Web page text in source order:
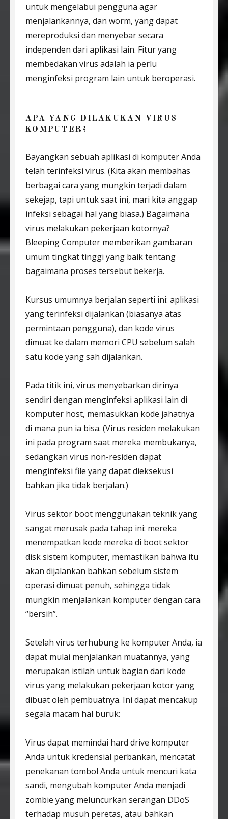
untuk mengelabui pengguna agar
menjalankannya, dan worm, yang dapat
mereproduksi dan menyebar secara
independen dari aplikasi lain. Fitur yang
membedakan virus adalah ia perlu
menginfeksi program lain untuk beroperasi.
APA YANG DILAKUKAN VIRUS
KOMPUTER?
Bayangkan sebuah aplikasi di komputer Anda
telah terinfeksi virus. (Kita akan membahas
berbagai cara yang mungkin terjadi dalam
sekejap, tapi untuk saat ini, mari kita anggap
infeksi sebagai hal yang biasa.) Bagaimana
virus melakukan pekerjaan kotornya?
Bleeping Computer memberikan gambaran
umum tingkat tinggi yang baik tentang
bagaimana proses tersebut bekerja.
Kursus umumnya berjalan seperti ini: aplikasi
yang terinfeksi dijalankan (biasanya atas
permintaan pengguna), dan kode virus
dimuat ke dalam memori CPU sebelum salah
satu kode yang sah dijalankan.
Pada titik ini, virus menyebarkan dirinya
sendiri dengan menginfeksi aplikasi lain di
komputer host, memasukkan kode jahatnya
di mana pun ia bisa. (Virus residen melakukan
ini pada program saat mereka membukanya,
sedangkan virus non-residen dapat
menginfeksi file yang dapat dieksekusi
bahkan jika tidak berjalan.)
Virus sektor boot menggunakan teknik yang
sangat merusak pada tahap ini: mereka
menempatkan kode mereka di boot sektor
disk sistem komputer, memastikan bahwa itu
akan dijalankan bahkan sebelum sistem
operasi dimuat penuh, sehingga tidak
mungkin menjalankan komputer dengan cara
“bersih”.
Setelah virus terhubung ke komputer Anda, ia
dapat mulai menjalankan muatannya, yang
merupakan istilah untuk bagian dari kode
virus yang melakukan pekerjaan kotor yang
dibuat oleh pembuatnya. Ini dapat mencakup
segala macam hal buruk:
Virus dapat memindai hard drive komputer
Anda untuk kredensial perbankan, mencatat
penekanan tombol Anda untuk mencuri kata
sandi, mengubah komputer Anda menjadi
zombie yang meluncurkan serangan DDoS
terhadap musuh peretas, atau bahkan